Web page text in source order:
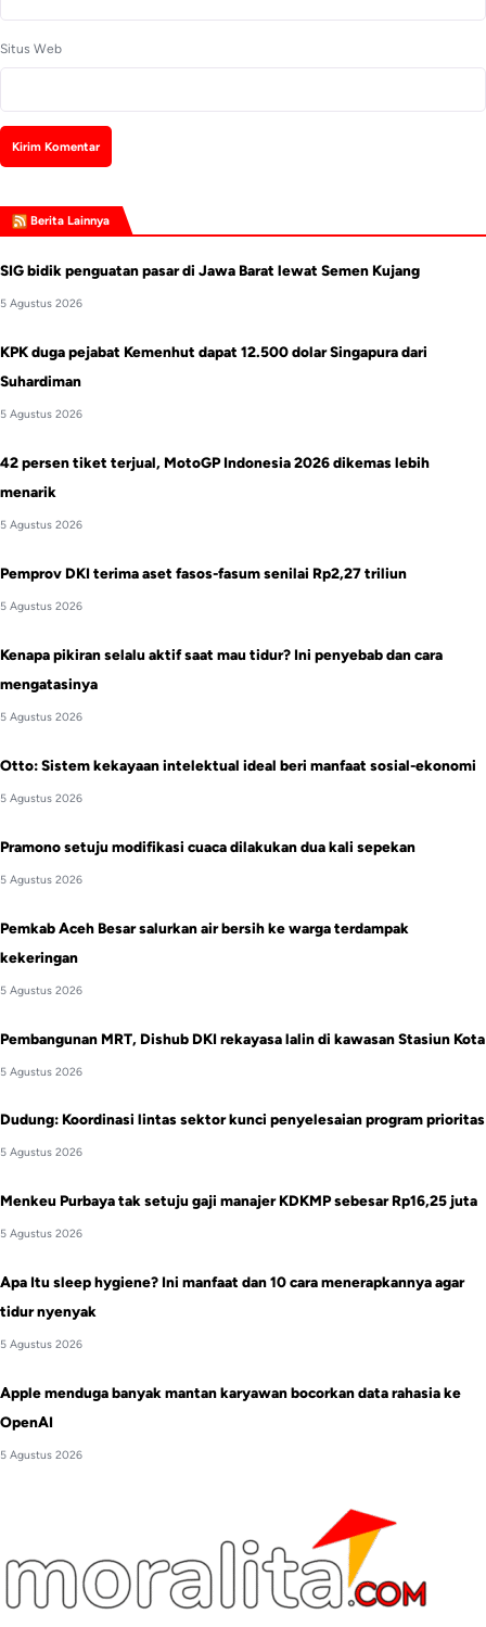
Situs Web
Berita Lainnya
SIG bidik penguatan pasar di Jawa Barat lewat Semen Kujang
5 Agustus 2026
KPK duga pejabat Kemenhut dapat 12.500 dolar Singapura dari
Suhardiman
5 Agustus 2026
42 persen tiket terjual, MotoGP Indonesia 2026 dikemas lebih
menarik
5 Agustus 2026
Pemprov DKI terima aset fasos-fasum senilai Rp2,27 triliun
5 Agustus 2026
Kenapa pikiran selalu aktif saat mau tidur? Ini penyebab dan cara
mengatasinya
5 Agustus 2026
Otto: Sistem kekayaan intelektual ideal beri manfaat sosial-ekonomi
5 Agustus 2026
Pramono setuju modifikasi cuaca dilakukan dua kali sepekan
5 Agustus 2026
Pemkab Aceh Besar salurkan air bersih ke warga terdampak
kekeringan
5 Agustus 2026
Pembangunan MRT, Dishub DKI rekayasa lalin di kawasan Stasiun Kota
5 Agustus 2026
Dudung: Koordinasi lintas sektor kunci penyelesaian program prioritas
5 Agustus 2026
Menkeu Purbaya tak setuju gaji manajer KDKMP sebesar Rp16,25 juta
5 Agustus 2026
Apa Itu sleep hygiene? Ini manfaat dan 10 cara menerapkannya agar
tidur nyenyak
5 Agustus 2026
Apple menduga banyak mantan karyawan bocorkan data rahasia ke
OpenAI
5 Agustus 2026